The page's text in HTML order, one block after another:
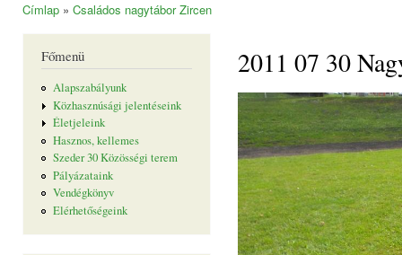
Címlap » Családos nagytábor Zircen
Főmenü
Alapszabályunk
Közhasznúsági jelentéseink
Életjeleink
Hasznos, kellemes
Szeder 30 Közösségi terem
Pályázataink
Vendégkönyv
Elérhetőségeink
2011 07 30